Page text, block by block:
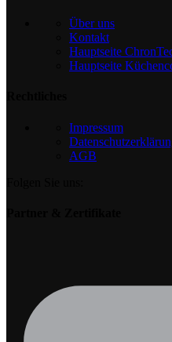
Über uns
Kontakt
Hauptseite
Hauptseite
Impressum
AGB